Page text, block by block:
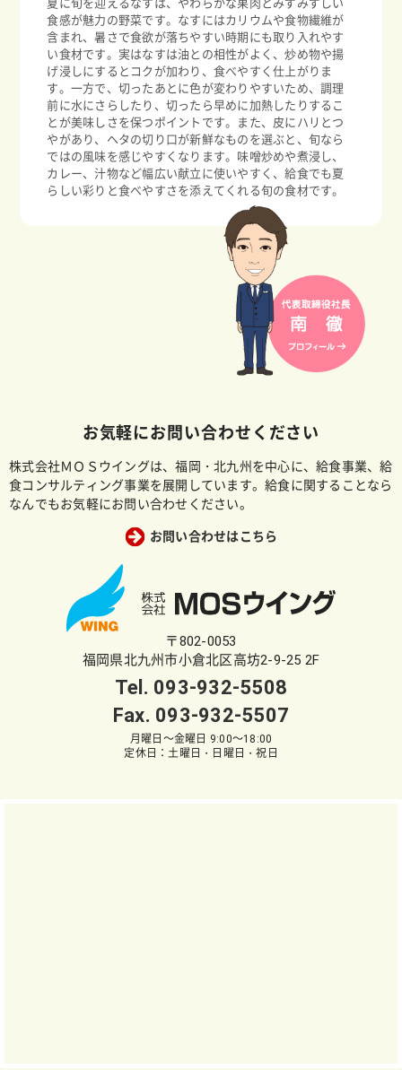
夏に旬を迎えるなすは、やわらかな果肉とみずみずしい
食感が魅力の野菜です。なすにはカリウムや食物繊維が
含まれ、暑さで食欲が落ちやすい時期にも取り入れやす
い食材です。実はなすは油との相性がよく、炒め物や揚
げ浸しにするとコクが加わり、食べやすく仕上がりま
す。一方で、切ったあとに色が変わりやすいため、調理
前に水にさらしたり、切ったら早めに加熱したりするこ
とが美味しさを保つポイントです。また、皮にハリとつ
やがあり、ヘタの切り口が新鮮なものを選ぶと、旬なら
ではの風味を感じやすくなります。味噌炒めや煮浸し、
カレー、汁物など幅広い献立に使いやすく、給食でも夏
らしい彩りと食べやすさを添えてくれる旬の食材です。
お気軽にお問い合わせください
株式会社ＭＯＳウイングは、福岡・北九州を中心に、給食事業、給
食コンサルティング事業を展開しています。給食に関することなら
なんでもお気軽にお問い合わせください。
お問い合わせはこちら
〒802-0053
福岡県北九州市小倉北区高坊2-9-25 2F
Tel. 093-932-5508
Fax. 093-932-5507
月曜日～金曜日 9:00～18:00
定休日：土曜日・日曜日・祝日